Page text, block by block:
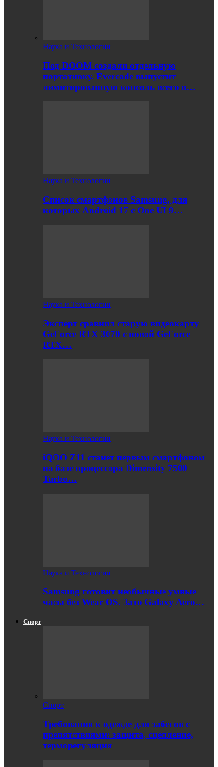
Наука и Технологии
Под DOOM создали отдельную
портативку. Evercade выпустит
лимитированную консоль всего в…
Наука и Технологии
Список смартфонов Samsung, для
которых Android 17 с One UI 9…
Наука и Технологии
Эксперт сравнил старую видеокарту
GeForce RTX 3070 с новой GeForce
RTX…
Наука и Технологии
iQOO Z11 станет первым смартфоном
на базе процессора Dimensity 7500
Turbo…
Наука и Технологии
Samsung готовит необычные умные
часы без Wear OS. Зато Galaxy Aero…
Спорт
Спорт
Требования к одежде для забегов с
препятствиями: защита, сцепление,
терморегуляция